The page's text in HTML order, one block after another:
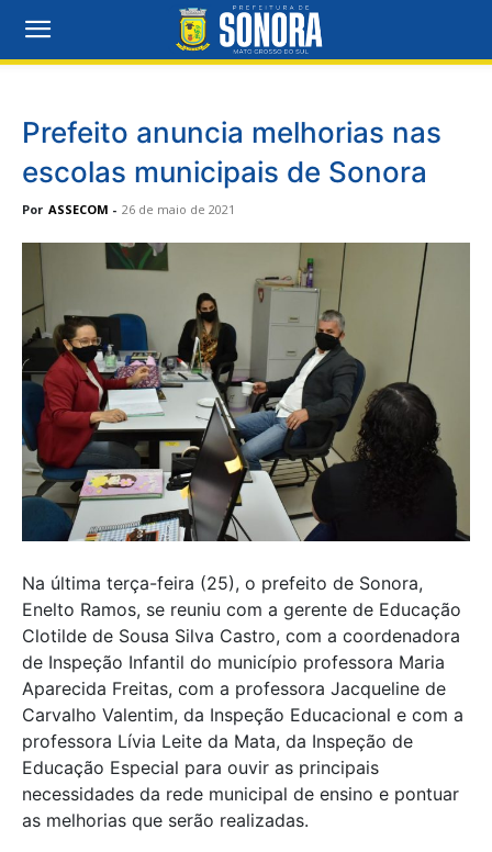
Prefeito anuncia melhorias nas
escolas municipais de Sonora
Por ASSECOM - 26 de maio de 2021
Na última terça-feira (25), o prefeito de Sonora,
Enelto Ramos, se reuniu com a gerente de Educação
Clotilde de Sousa Silva Castro, com a coordenadora
de Inspeção Infantil do município professora Maria
Aparecida Freitas, com a professora Jacqueline de
Carvalho Valentim, da Inspeção Educacional e com a
professora Lívia Leite da Mata, da Inspeção de
Educação Especial para ouvir as principais
necessidades da rede municipal de ensino e pontuar
as melhorias que serão realizadas.